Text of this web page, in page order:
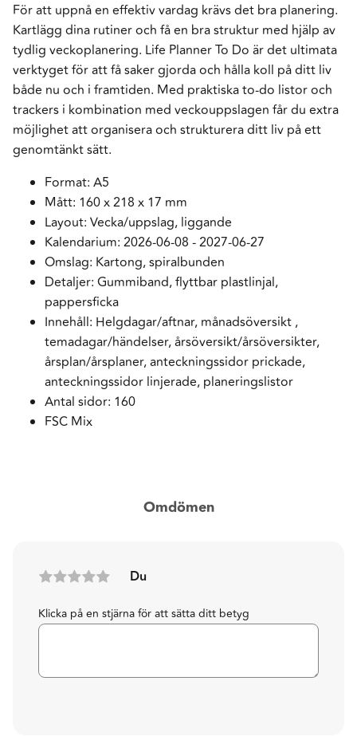
För att uppnå en effektiv vardag krävs det bra planering.
Kartlägg dina rutiner och få en bra struktur med hjälp av
tydlig veckoplanering. Life Planner To Do är det ultimata
verktyget för att få saker gjorda och hålla koll på ditt liv
både nu och i framtiden. Med praktiska to-do listor och
trackers i kombination med veckouppslagen får du extra
möjlighet att organisera och strukturera ditt liv på ett
genomtänkt sätt.
Format: A5
Mått: 160 x 218 x 17 mm
Layout: Vecka/uppslag, liggande
Kalendarium: 2026-06-08 - 2027-06-27
Omslag: Kartong, spiralbunden
Detaljer: Gummiband, flyttbar plastlinjal,
pappersficka
Innehåll: Helgdagar/aftnar, månadsöversikt ,
temadagar/händelser, årsöversikt/årsöversikter,
årsplan/årsplaner, anteckningssidor prickade,
anteckningssidor linjerade, planeringslistor
Antal sidor: 160
FSC Mix
Omdömen
Du
Klicka på en stjärna för att sätta ditt betyg